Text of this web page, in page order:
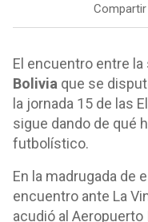
Compartir
El encuentro entre
Bolivia que se
la jornada 15 de las
sigue dando de qué
futbolístico.
En la madrugada de
encuentro ante La
acudió al